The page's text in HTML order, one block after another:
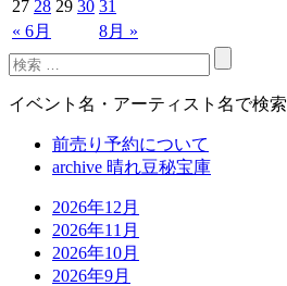
« 6月 8月 »
27 28 29 30 31
イベント名・アーティスト名で検索
前売り予約について
archive 晴れ豆秘宝庫
2026年12月
2026年11月
2026年10月
2026年9月